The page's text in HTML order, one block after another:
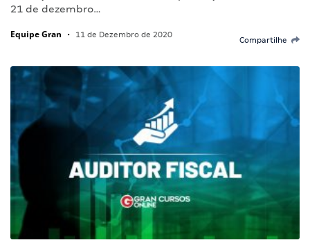
21 de dezembro…
Equipe Gran • 11 de Dezembro de 2020
Compartilhe